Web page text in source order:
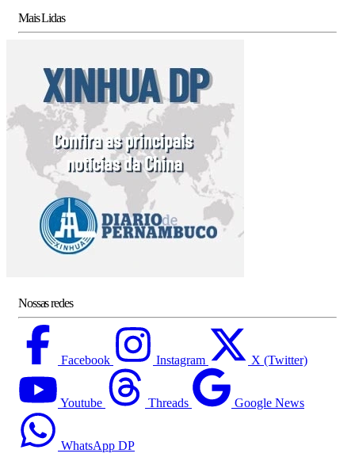
Mais Lidas
Nossas redes
Facebook Instagram X (Twitter)
Youtube Threads Google News
WhatsApp DP